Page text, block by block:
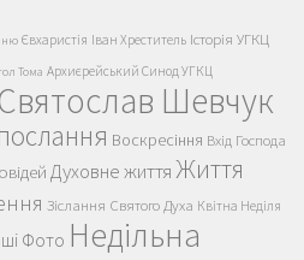
Євхаристія Іван Хреститель Історія УГКЦ
Тома Архиєрейський Синод УГКЦ
Шевчук
Воскресіння Вхід Господа
Духовне життяЖиття
Зіслання Святого Духа Квітна Неділя
Фото Недільна